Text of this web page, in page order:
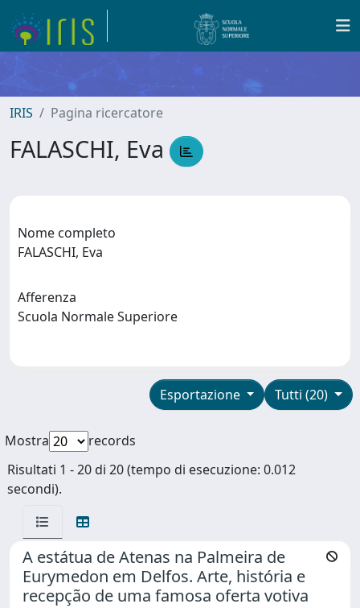
IRIS Pagina ricercatore
FALASCHI, Eva
Nome completo
FALASCHI, Eva
Afferenza
Scuola Normale Superiore
Tutti (20)
Esportazione
Mostra
records
Risultati 1 - 20 di 20 (tempo di esecuzione: 0.012
secondi).
A estátua de Atenas na Palmeira de
Eurymedon em Delfos. Arte, história e
recepção de uma famosa oferta votiva